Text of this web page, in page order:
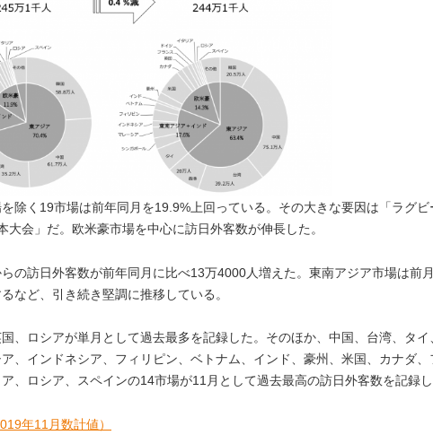
除く 19市場は前年同月を19.9%上回っている。その大きな要因は「ラグビ
大会」だ。欧米豪市場を中心に訪日外客数が伸長した。
の訪日外客数が前年同月に比べ13万4000人増えた。東南アジア市場は前
など、引き続き堅調に推移している。
、ロシアが単月として過去最多を記録した。そのほか、中国、台湾、タイ
、インドネシア、フィリピン、ベトナム、インド、豪州、米国、カナダ、
ア、ロシア、スペインの14市場が11月として過去最高の訪日外客数を記録し
年11月数計値）